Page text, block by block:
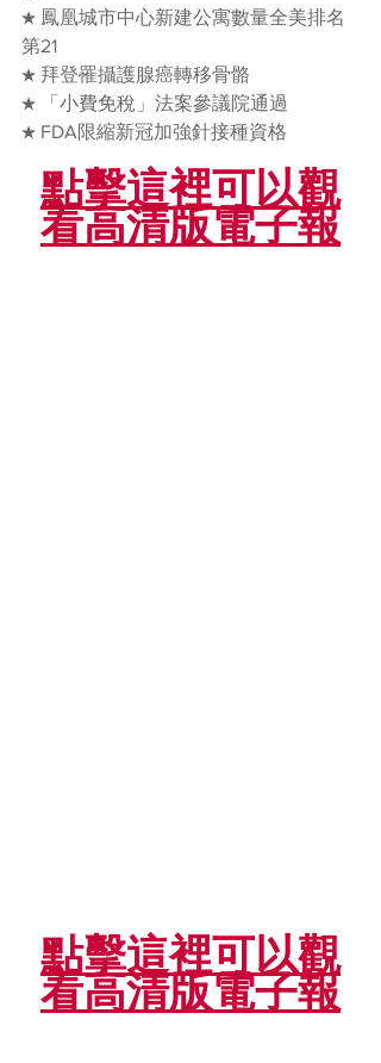
★ 鳳凰城市中心新建公寓數量全美排名
第21
★ 拜登罹攝護腺癌轉移骨骼
★ 「小費免稅」法案參議院通過
★ FDA限縮新冠加強針接種資格
點擊這裡可以觀
看高清版電子報
點擊這裡可以觀
看高清版電子報